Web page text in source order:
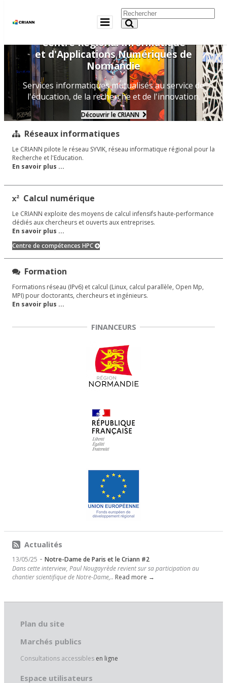
Centre Régional Informatique
et d'Applications Numériques de
Normandie
Services informatiques mutualisés au service de
l'éducation, de la recherche et de l'innovation.
Découvrir le CRIANN
Réseaux informatiques
Le CRIANN pilote le réseau SYVIK, réseau informatique régional pour la
Recherche et l'Education.
En savoir plus ...
Calcul numérique
Le CRIANN exploite des moyens de calcul infensifs haute-performance
dédiés aux chercheurs et ouverts aux entreprises.
En savoir plus ...
Centre de compétences HPC
Formation
Formations réseau (IPv6) et calcul (Linux, calcul parallèle, Open Mp,
MPI) pour doctorants, chercheurs et ingénieurs.
En savoir plus ...
FINANCEURS
Actualités
13/05/25 - Notre-Dame de Paris et le Criann #2
Dans cette interview, Paul Nougayrède revient sur sa participation au
chantier scientifique de Notre-Dame,.. Read more →
Plan du site
Marchés publics
Consultations accessibles en ligne
Espace utilisateurs